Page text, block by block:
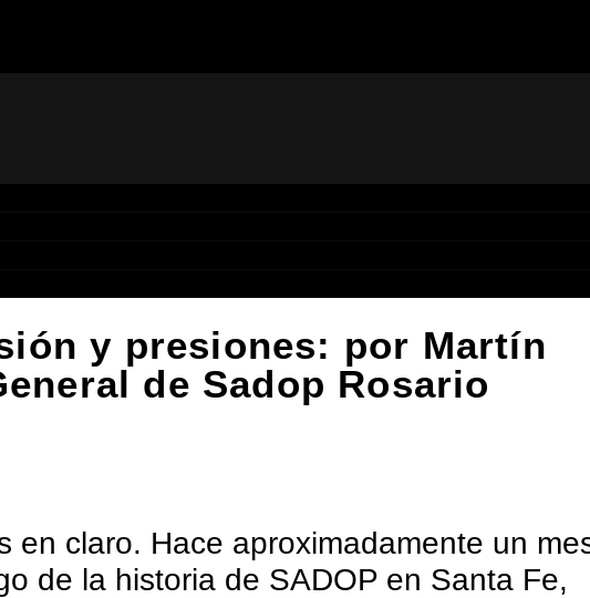
y presiones: por Martín
de Sadop Rosario
en claro. Hace aproximadamente un
de la historia de SADOP en Santa Fe,